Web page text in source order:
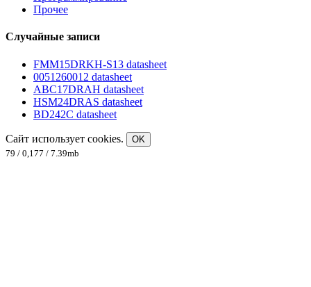
Прочее
Случайные записи
FMM15DRKH-S13 datasheet
0051260012 datasheet
ABC17DRAH datasheet
HSM24DRAS datasheet
BD242C datasheet
Сайт использует cookies.
OK
79 / 0,177 / 7.39mb